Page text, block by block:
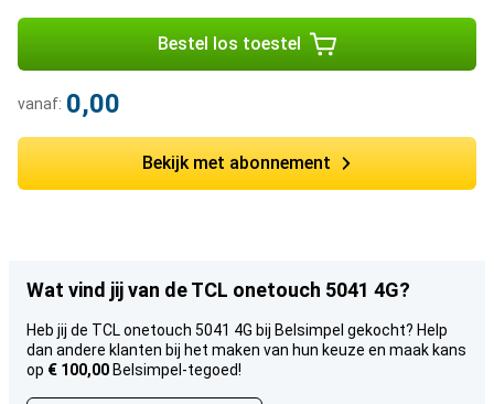
Bestel los toestel
vanaf: 0,00
Bekijk met abonnement
Wat vind jij van de TCL onetouch 5041 4G?
Heb jij de TCL onetouch 5041 4G bij Belsimpel gekocht? Help
dan andere klanten bij het maken van hun keuze en maak kans
op € 100,00 Belsimpel-tegoed!